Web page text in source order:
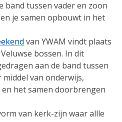
band tussen vader en zoon
je samen opbouwt in het
van YWAM vindt plaats
bossen. In dit
aan de band tussen
van onderwijs,
het samen doorbrengen
van kerk-zijn waar allle